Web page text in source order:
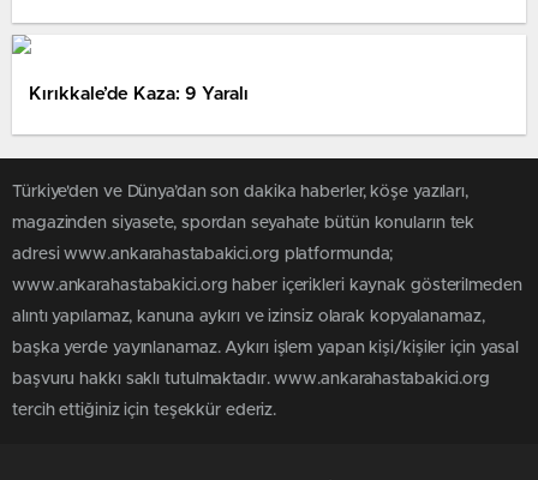
Kırıkkale’de Kaza: 9 Yaralı
Türkiye'den ve Dünya’dan son dakika haberler, köşe yazıları,
magazinden siyasete, spordan seyahate bütün konuların tek
adresi www.ankarahastabakici.org platformunda;
www.ankarahastabakici.org haber içerikleri kaynak gösterilmeden
alıntı yapılamaz, kanuna aykırı ve izinsiz olarak kopyalanamaz,
başka yerde yayınlanamaz. Aykırı işlem yapan kişi/kişiler için yasal
başvuru hakkı saklı tutulmaktadır. www.ankarahastabakici.org
tercih ettiğiniz için teşekkür ederiz.